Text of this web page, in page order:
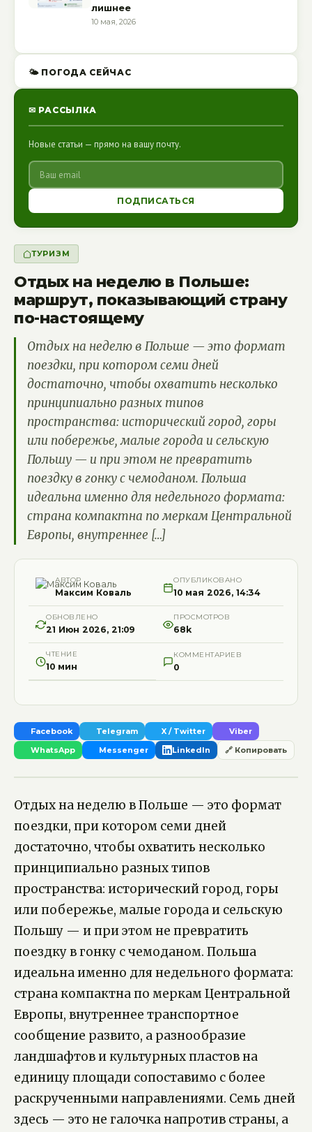
ТУРИЗМ
Отдых на неделю в Польше:
маршрут, показывающий страну
по-настоящему
Отдых на неделю в Польше — это формат
поездки, при котором семи дней
достаточно, чтобы охватить несколько
принципиально разных типов
пространства: исторический город, горы
или побережье, малые города и сельскую
Польшу — и при этом не превратить
поездку в гонку с чемоданом. Польша
идеальна именно для недельного формата:
страна компактна по меркам Центральной
Европы, внутреннее […]
АВТОР
Максим Коваль
ОПУБЛИКОВАНО
10 мая 2026, 14:34
ОБНОВЛЕНО
21 Июн 2026, 21:09
ПРОСМОТРОВ
68k
ЧТЕНИЕ
10 мин
КОММЕНТАРИЕВ
0
Facebook Telegram X / Twitter
Viber
WhatsApp
Messenger LinkedIn 🔗 Копировать
Отдых на неделю в Польше — это формат
поездки, при котором семи дней
достаточно, чтобы охватить несколько
принципиально разных типов
пространства: исторический город, горы
или побережье, малые города и сельскую
Польшу — и при этом не превратить
поездку в гонку с чемоданом. Польша
идеальна именно для недельного формата:
страна компактна по меркам Центральной
Европы, внутреннее транспортное
сообщение развито, а разнообразие
ландшафтов и культурных пластов на
единицу площади сопоставимо с более
раскрученными направлениями. Семь дней
здесь — это не галочка напротив страны, а
лишнее
10 мая, 2026
🌤 ПОГОДА СЕЙЧАС
✉ РАССЫЛКА
Новые статьи — прямо на вашу почту.
ПОДПИСАТЬСЯ